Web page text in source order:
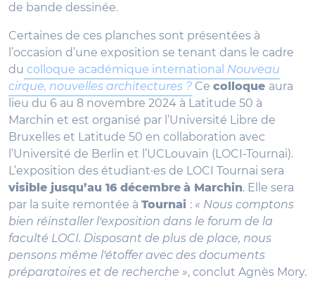
de bande dessinée.
Certaines de ces planches sont présentées à
l’occasion d’une exposition se tenant dans le cadre
du colloque académique international Nouveau
cirque, nouvelles architectures ? Ce colloque aura
lieu du 6 au 8 novembre 2024 à Latitude 50 à
Marchin et est organisé par l’Université Libre de
Bruxelles et Latitude 50 en collaboration avec
l’Université de Berlin et l’UCLouvain (LOCI-Tournai).
L’exposition des étudiant·es de LOCI Tournai sera
visible jusqu’au 16 décembre à Marchin. Elle sera
par la suite remontée à Tournai : « Nous comptons
bien réinstaller l'exposition dans le forum de la
faculté LOCI. Disposant de plus de place, nous
pensons même l'étoffer avec des documents
préparatoires et de recherche », conclut Agnès Mory.